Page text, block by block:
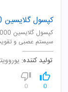
کپسول گلایسین 1000 میلی گرم یوروویتال
سیستم عصبی و
تولید کننده:
0
0